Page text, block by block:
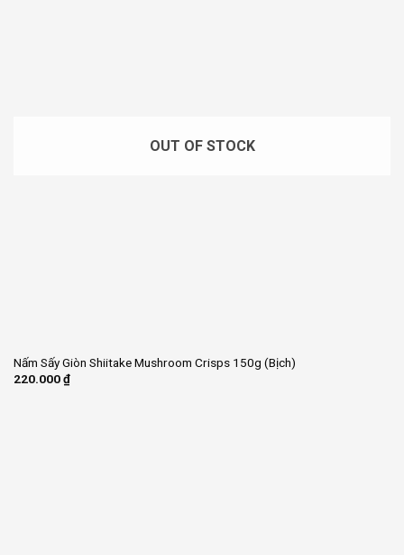
OUT OF STOCK
Nấm Sấy Giòn Shiitake Mushroom Crisps 150g (Bịch)
220.000₫